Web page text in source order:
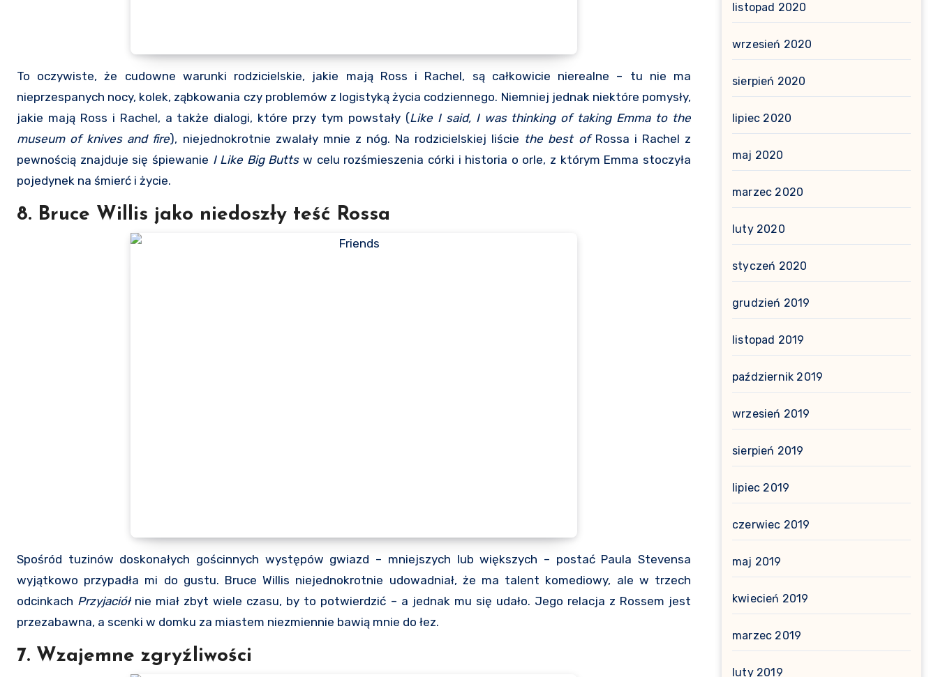
To oczywiste, że cudowne warunki rodzicielskie, jakie mają Ross i Rachel, są całkowicie nierealne – tu nie ma
nieprzespanych nocy, kolek, ząbkowania czy problemów z logistyką życia codziennego. Niemniej jednak niektóre pomysły,
jakie mają Ross i Rachel, a także dialogi, które przy tym powstały (Like I said, I was thinking of taking Emma to the
museum of knives and fire), niejednokrotnie zwalały mnie z nóg. Na rodzicielskiej liście the best ofRossa i Rachel z
pewnością znajduje się śpiewanie I Like Big Buttsw celu rozśmieszenia córki i historia o orle, z którym Emma stoczyła
pojedynek na śmierć i życie.
8. Bruce Willis jako niedoszły teść Rossa
Spośród tuzinów doskonałych gościnnych występów gwiazd – mniejszych lub większych – postać Paula Stevensa
wyjątkowo przypadła mi do gustu. Bruce Willis niejednokrotnie udowadniał, że ma talent komediowy, ale w trzech
odcinkach Przyjaciółnie miał zbyt wiele czasu, by to potwierdzić – a jednak mu się udało. Jego relacja z Rossem jest
przezabawna, a scenki w domku za miastem niezmiennie bawią mnie do łez.
7. Wzajemne zgryźliwości
listopad 2020
wrzesień 2020
sierpień 2020
lipiec 2020
maj 2020
marzec 2020
luty 2020
styczeń 2020
grudzień 2019
listopad 2019
październik 2019
wrzesień 2019
sierpień 2019
lipiec 2019
czerwiec 2019
maj 2019
kwiecień 2019
marzec 2019
luty 2019